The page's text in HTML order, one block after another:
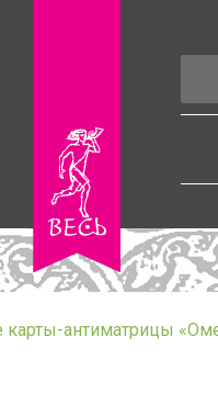
антиматрицы